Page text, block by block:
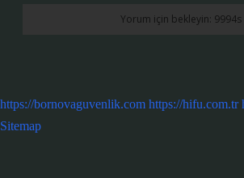
https://bornovaguvenlik.com https://hifu.com.tr
Sitemap